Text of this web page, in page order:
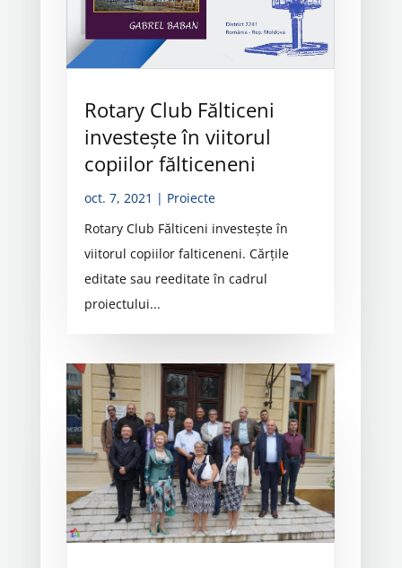
Rotary Club Fălticeni
investește în viitorul
copiilor fălticeneni
oct. 7, 2021 | Proiecte
Rotary Club Fălticeni investește în
viitorul copiilor falticeneni. Cărțile
editate sau reeditate în cadrul
proiectului...